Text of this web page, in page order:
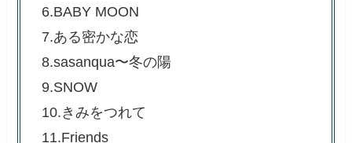
6.BABY MOON
7.ある密かな恋
8.sasanqua〜冬の陽
9.SNOW
10.きみをつれて
11.Friends